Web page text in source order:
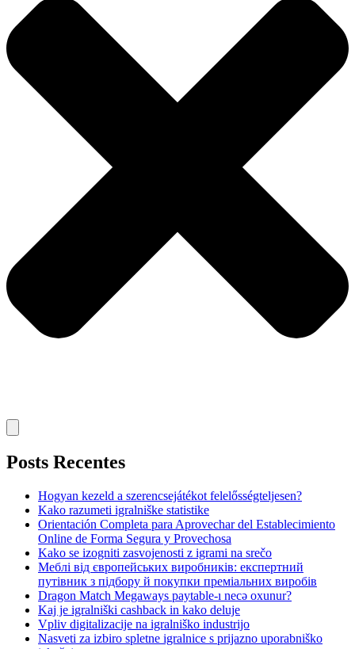
Posts Recentes
Hogyan kezeld a szerencsejátékot felelősségteljesen?
Kako razumeti igralniške statistike
Orientación Completa para Aprovechar del Establecimiento
Online de Forma Segura y Provechosa
Kako se izogniti zasvojenosti z igrami na srečo
Меблі від європейських виробників: експертний
путівник з підбору й покупки преміальних виробів
Dragon Match Megaways paytable-ı necə oxunur?
Kaj je igralniški cashback in kako deluje
Vpliv digitalizacije na igralniško industrijo
Nasveti za izbiro spletne igralnice s prijazno uporabniško